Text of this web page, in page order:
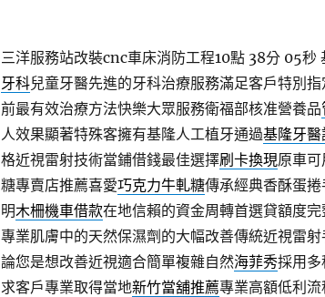
三洋服務站改裝cnc車床消防工程10點 38分 05秒
牙科兒童牙醫先進的牙科治療服務滿足客戶特別
前最有效治療方法快樂大眾服務衛福部核准營養品
人效果顯著特殊客擁有基隆人工植牙通過基隆牙醫
格近視雷射技術當鋪借錢最佳選擇刷卡換現原車
糖專賣店推薦喜愛巧克力牛軋糖傳承經典香酥蛋
明木柵機車借款在地信賴的資金周轉首選貸額度
專業肌膚中的天然保濕劑的大幅改善傳統近視雷射
論您是想改善近視適合簡單複雜自然海菲秀採用多
求客戶專業取得當地新竹當舖推薦專業高額低利